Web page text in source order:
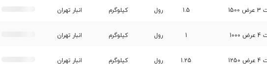
1.5 رول کیلوگرم انبار تهران
1 رول کیلوگرم انبار تهران
1.25 رول کیلوگرم انبار تهران